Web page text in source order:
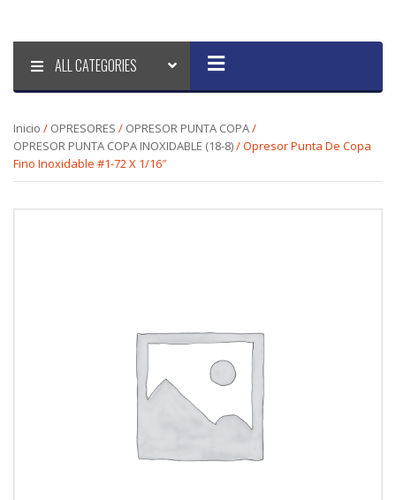
ALL CATEGORIES
Inicio / OPRESORES / OPRESOR PUNTA COPA/
OPRESOR PUNTA COPA INOXIDABLE (18-8)/ Opresor Punta De Copa
Fino Inoxidable #1-72 X 1/16″